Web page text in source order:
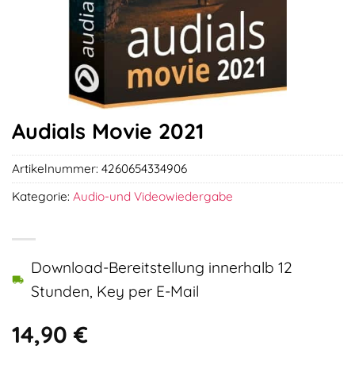
Audials Movie 2021
14,90€
Download-Bereitstellung innerhalb 12
Stunden, Key per E-Mail
Artikelnummer: 4260654334906
Kategorie: Audio-und Videowiedergabe